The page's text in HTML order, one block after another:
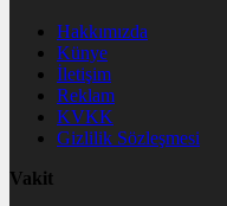
Hakkımızda
Künye
İletişim
Reklam
KVKK
Gizlilik Sözleşmesi
Vakit